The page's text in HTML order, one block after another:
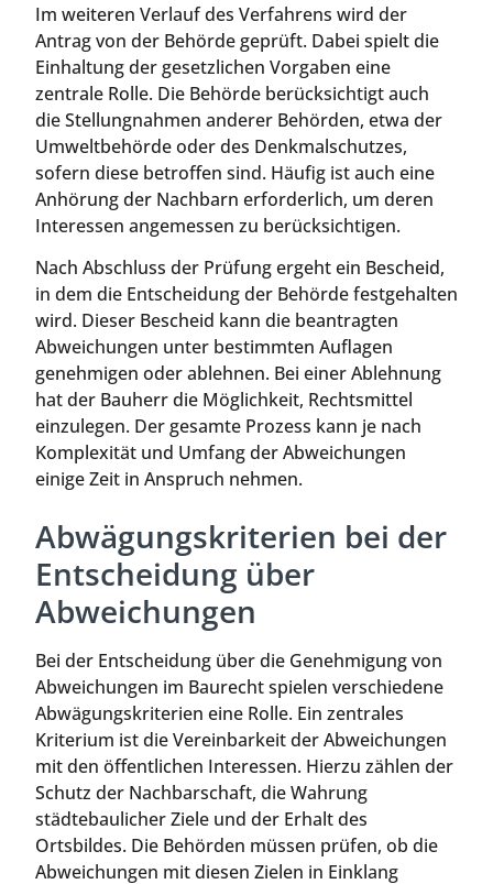
Im weiteren Verlauf des Verfahrens wird der
Antrag von der Behörde geprüft. Dabei spielt die
Einhaltung der gesetzlichen Vorgaben eine
zentrale Rolle. Die Behörde berücksichtigt auch
die Stellungnahmen anderer Behörden, etwa der
Umweltbehörde oder des Denkmalschutzes,
sofern diese betroffen sind. Häufig ist auch eine
Anhörung der Nachbarn erforderlich, um deren
Interessen angemessen zu berücksichtigen.
Nach Abschluss der Prüfung ergeht ein Bescheid,
in dem die Entscheidung der Behörde festgehalten
wird. Dieser Bescheid kann die beantragten
Abweichungen unter bestimmten Auflagen
genehmigen oder ablehnen. Bei einer Ablehnung
hat der Bauherr die Möglichkeit, Rechtsmittel
einzulegen. Der gesamte Prozess kann je nach
Komplexität und Umfang der Abweichungen
einige Zeit in Anspruch nehmen.
Abwägungskriterien bei der
Entscheidung über
Abweichungen
Bei der Entscheidung über die Genehmigung von
Abweichungen im Baurecht spielen verschiedene
Abwägungskriterien eine Rolle. Ein zentrales
Kriterium ist die Vereinbarkeit der Abweichungen
mit den öffentlichen Interessen. Hierzu zählen der
Schutz der Nachbarschaft, die Wahrung
städtebaulicher Ziele und der Erhalt des
Ortsbildes. Die Behörden müssen prüfen, ob die
Abweichungen mit diesen Zielen in Einklang